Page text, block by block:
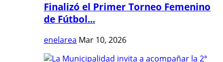
Finalizó el Primer Torneo Femenino
de Fútbol...
enelarea Mar 10, 2026